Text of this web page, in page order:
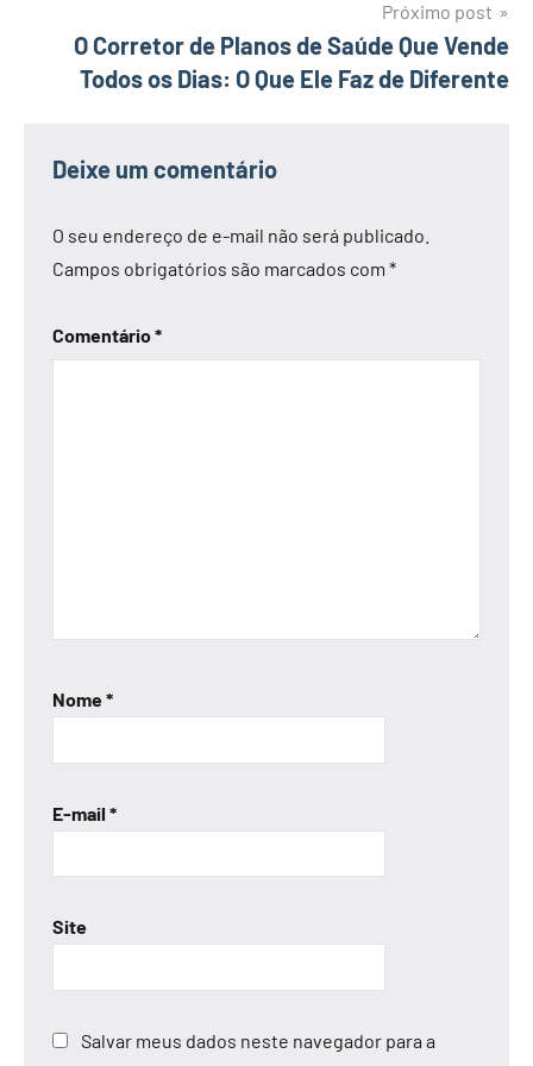
Próximo post
O Corretor de Planos de Saúde Que Vende
Todos os Dias: O Que Ele Faz de Diferente
Deixe um comentário
O seu endereço de e-mail não será publicado.
Campos obrigatórios são marcados com *
Comentário*
Nome*
E-mail *
Site
Salvar meus dados neste navegador para a